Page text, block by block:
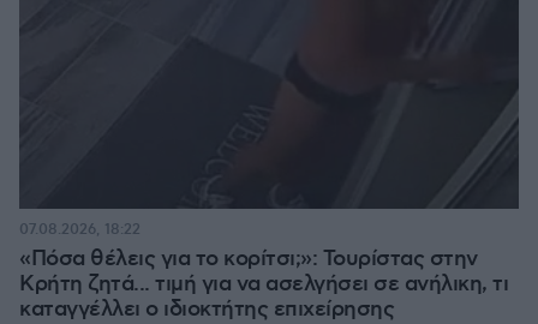
«Πόσα θέλεις για το κορίτσι;»: Τουρίστας στην
Κρήτη ζητά... τιμή για να ασελγήσει σε ανήλικη, τι
καταγγέλλει ο ιδιοκτήτης επιχείρησης
07.08.2026, 18:22